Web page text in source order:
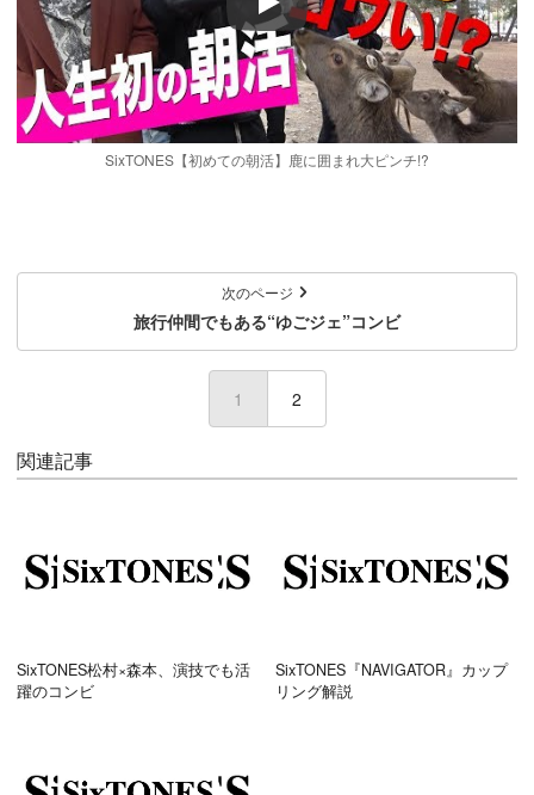
Play
SixTONES【初めての朝活】鹿に囲まれ大ピンチ!?
次のページ
旅行仲間でもある“ゆごジェ”コンビ
1 (current)
2
関連記事
SixTONES松村×森本、演技でも活
躍のコンビ
SixTONES『NAVIGATOR』カップ
リング解説